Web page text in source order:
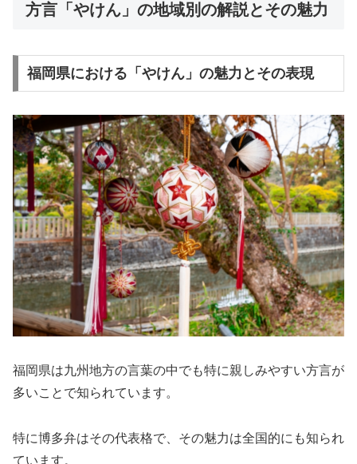
方言「やけん」の地域別の解説とその魅力
福岡県における「やけん」の魅力とその表現
福岡県は九州地方の言葉の中でも特に親しみやすい方言が
多いことで知られています。
特に博多弁はその代表格で、その魅力は全国的にも知られ
ています。